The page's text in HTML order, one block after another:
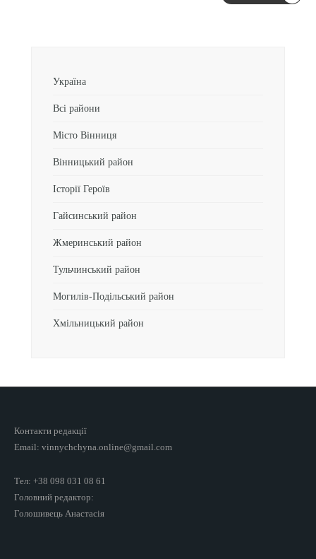
Україна
Всі райони
Місто Вінниця
Вінницький район
Історії Героїв
Гайсинський район
Жмеринський район
Тульчинський район
Могилів-Подільський район
Хмільницький район
Контакти редакції
Email: vinnychchyna.online@gmail.com
Тел: +38 098 031 08 61
Головний редактор:
Голошивець Анастасія